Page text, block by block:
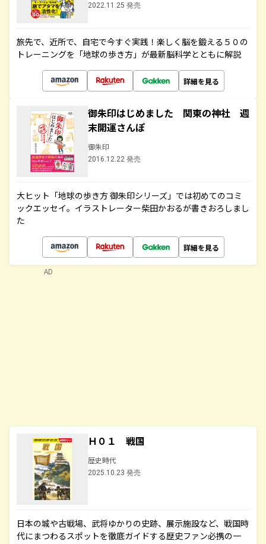
2022.11.25 発売
旅先で、近所で、自宅で今すぐ実践！楽しく脳を鍛える５０の
トレーニングを「地球の歩き方」が最新脳科学とともに解説
詳細を見る
御朱印はじめました 関東の神社 週
末開運さんぽ
御朱印
2016.12.22 発売
大ヒット「地球の歩き方 御朱印シリーズ」では初めてのコミ
ックエッセイ。イラストレーター柴田かおるが書きおろしまし
た
詳細を見る
Ｈ０１ 戦国
歴史時代
2025.10.23 発売
日本の城や古戦場、武将ゆかりの史跡、展示施設など、戦国時
代にまつわるスポットを徹底ガイドする歴史ファン必携の一
AD